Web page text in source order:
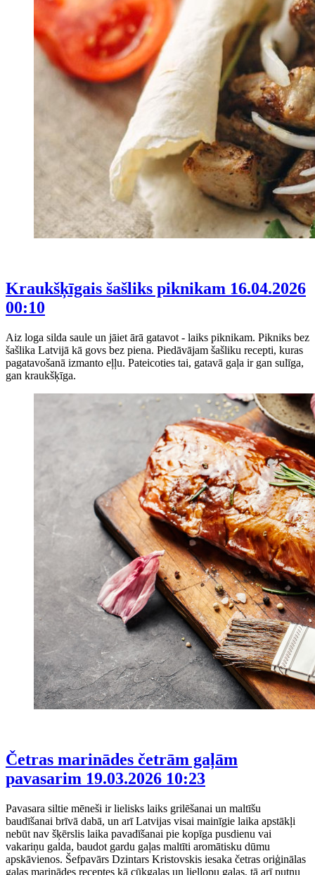
Kraukšķīgais šašliks piknikam 16.04.2026
00:10
Aiz loga silda saule un jāiet ārā gatavot - laiks piknikam. Pikniks bez
šašlika Latvijā kā govs bez piena. Piedāvājam šašliku recepti, kuras
pagatavošanā izmanto eļļu. Pateicoties tai, gatavā gaļa ir gan sulīga,
gan kraukšķīga.
Četras marinādes četrām gaļām
pavasarim 19.03.2026 10:23
Pavasara siltie mēneši ir lielisks laiks grilēšanai un maltīšu
baudīšanai brīvā dabā, un arī Latvijas visai mainīgie laika apstākļi
nebūt nav šķērslis laika pavadīšanai pie kopīga pusdienu vai
vakariņu galda, baudot gardu gaļas maltīti aromātisku dūmu
apskāvienos. Šefpavārs Dzintars Kristovskis iesaka četras oriģinālas
gaļas marinādes receptes kā cūkgaļas un liellopu gaļas, tā arī putnu